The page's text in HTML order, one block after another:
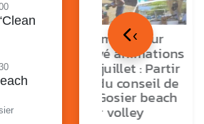
Retour en images sur
Vakans O Gozyé animations
du samedi 18 juillet : Partir
en livre, fête du conseil de
quartier n°3, Gosier beach
summer volley
‹